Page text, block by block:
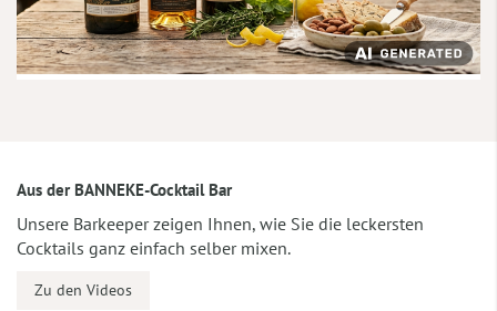
Aus der BANNEKE-Cocktail Bar
Unsere Barkeeper zeigen Ihnen, wie Sie die leckersten
Cocktails ganz einfach selber mixen.
Zu den Videos